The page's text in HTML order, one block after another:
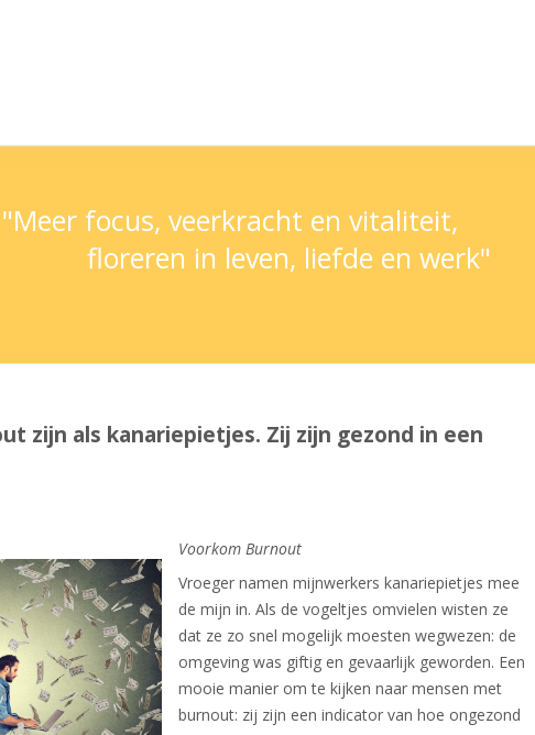
focus, veerkracht en vitaliteit,
floreren in leven, liefde en werk"
zijn als kanariepietjes. Zij zijn gezond in een
​Voorkom Burnout
Vroeger namen mijnwerkers kanariepietjes mee
de mijn in. Als de vogeltjes omvielen wisten ze
dat ze zo snel mogelijk moesten wegwezen: de
omgeving was giftig en gevaarlijk geworden. Een
mooie manier om te kijken naar mensen met
burnout: zij zijn een indicator van hoe ongezond